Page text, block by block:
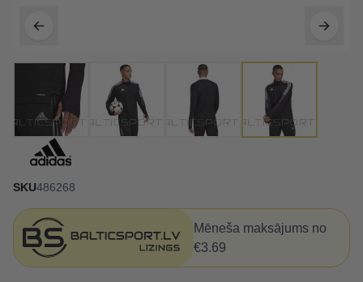
SKU486268
Mēneša maksājums no
€3.69